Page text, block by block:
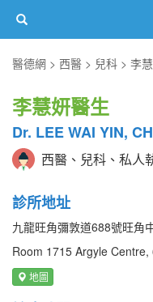
醫德網
西醫 兒科 李
李慧妍醫生
Dr. LEE WAI YIN,
西醫、兒科、私人
診所地址
九龍旺角彌敦道688號旺角
Room 1715 Argyle
地圖